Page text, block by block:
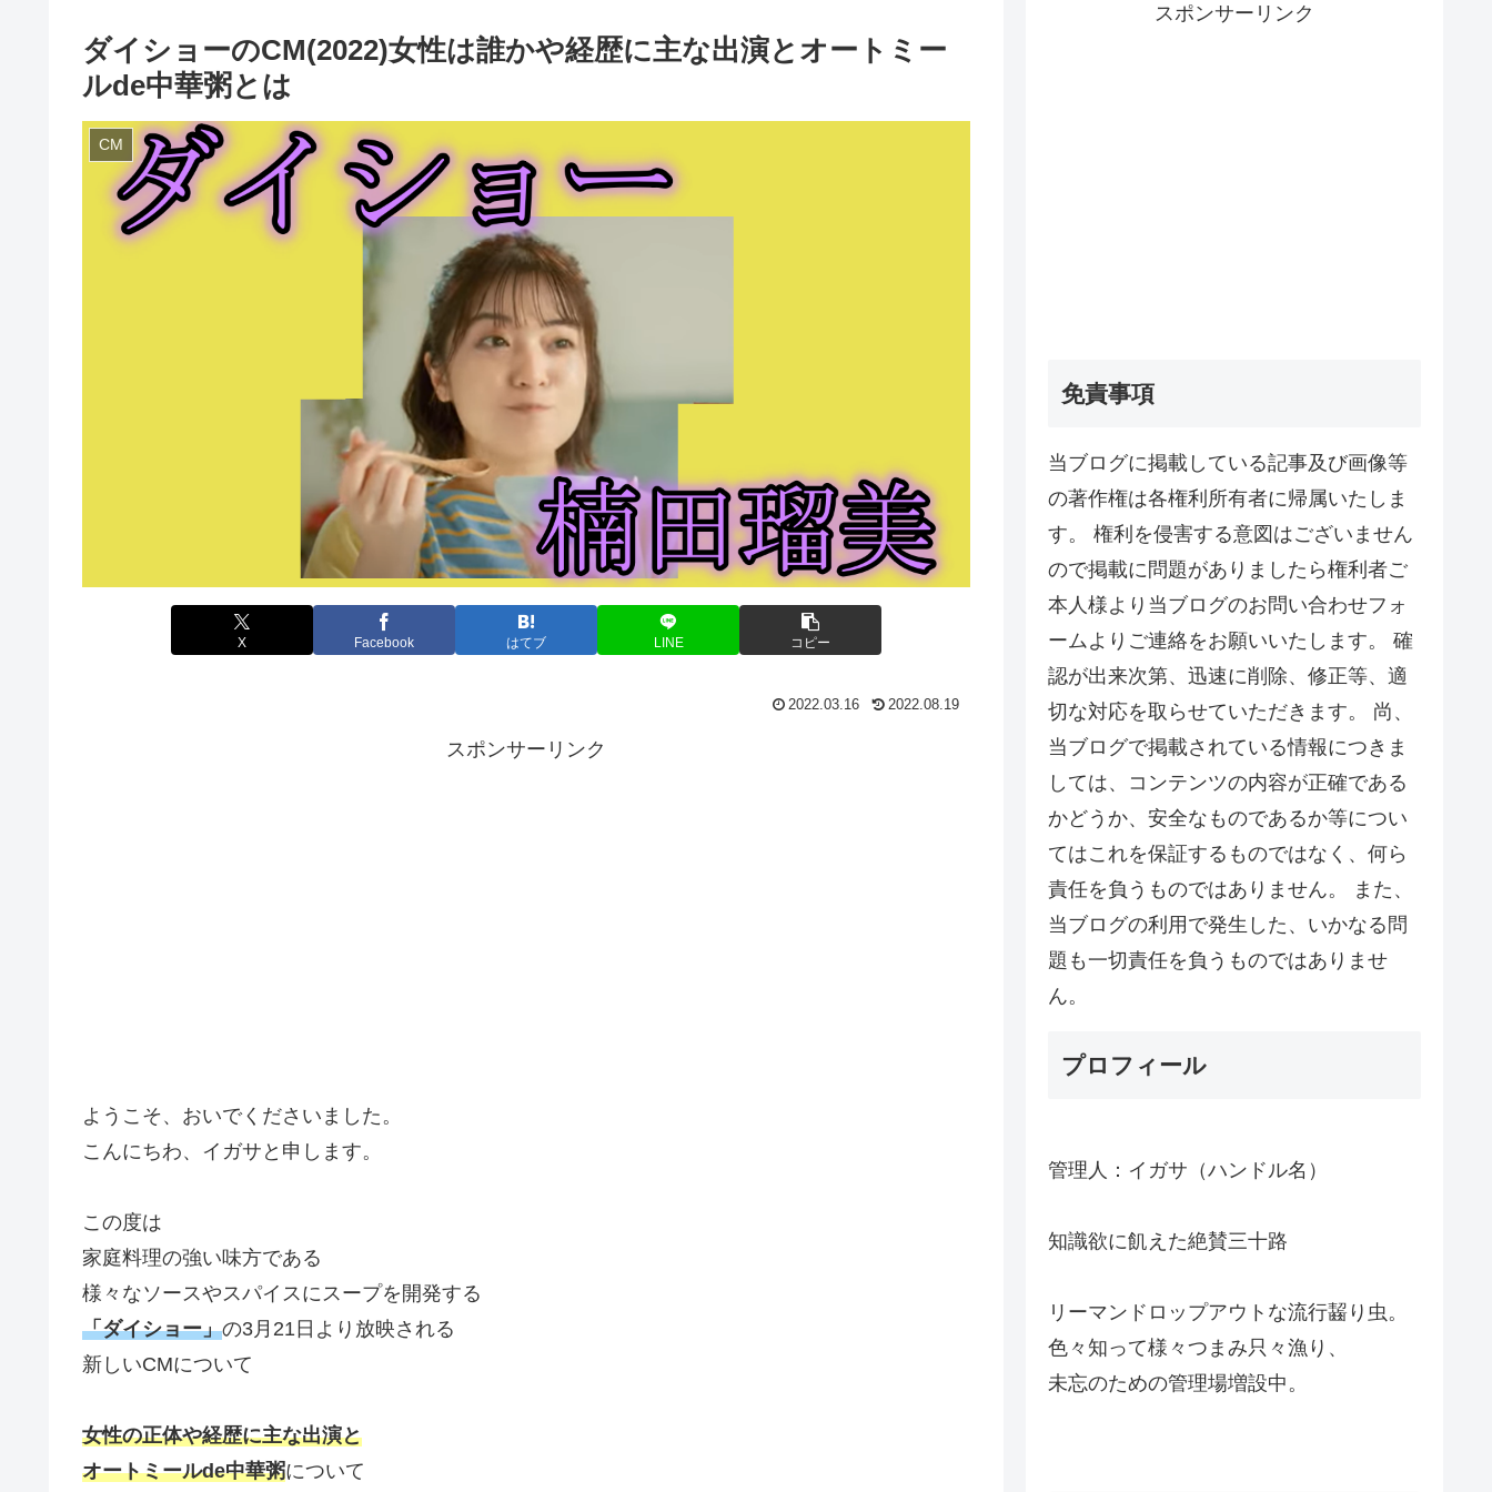
ダイショーのCM(2022)女性は誰かや経歴に主な出演とオートミー
ルde中華粥とは
CM
X Facebook はてブ LINE コピー
2022.03.16 2022.08.19
スポンサーリンク
ようこそ、おいでくださいました。
こんにちわ、イガサと申します。
この度は
家庭料理の強い味方である
様々なソースやスパイスにスープを開発する
「ダイショー」の3月21日より放映される
新しいCMについて
女性の正体や経歴に主な出演と
オートミールde中華粥について
スポンサーリンク
免責事項
当ブログに掲載している記事及び画像等
の著作権は各権利所有者に帰属いたしま
す。 権利を侵害する意図はございません
ので掲載に問題がありましたら権利者ご
本人様より当ブログのお問い合わせフォ
ームよりご連絡をお願いいたします。 確
認が出来次第、迅速に削除、修正等、適
切な対応を取らせていただきます。 尚、
当ブログで掲載されている情報につきま
しては、コンテンツの内容が正確である
かどうか、安全なものであるか等につい
てはこれを保証するものではなく、何ら
責任を負うものではありません。 また、
当ブログの利用で発生した、いかなる問
題も一切責任を負うものではありませ
ん。
プロフィール
管理人：イガサ（ハンドル名）
知識欲に飢えた絶賛三十路
リーマンドロップアウトな流行齧り虫。
色々知って様々つまみ只々漁り、
未忘のための管理場増設中。